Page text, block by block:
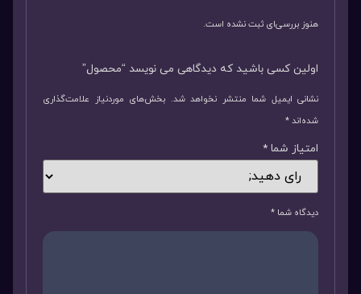
هنوز بررسی‌ای ثبت نشده است.
اولین کسی باشید که دیدگاهی می نویسد “محصول”
نشانی ایمیل شما منتشر نخواهد شد. بخش‌های موردنیاز علامت‌گذاری
شده‌اند*
امتیاز شما *
دیدگاه شما *